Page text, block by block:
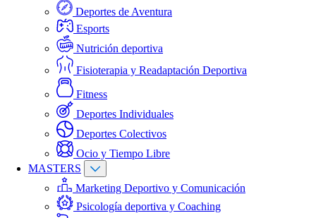
Deportes de Aventura
Esports
Nutrición deportiva
Fisioterapia y Readaptación Deportiva
Fitness
Deportes Individuales
Deportes Colectivos
Ocio y Tiempo Libre
MASTERS
Marketing Deportivo y Comunicación
Psicología deportiva y Coaching